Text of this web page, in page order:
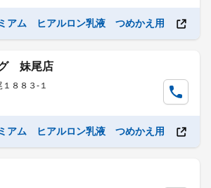
アム ヒアルロン乳液 つめかえ用
妹尾店
８８３-１
アム ヒアルロン乳液 つめかえ用